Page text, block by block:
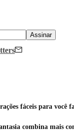
Assinar
fáceis para você
combina mais